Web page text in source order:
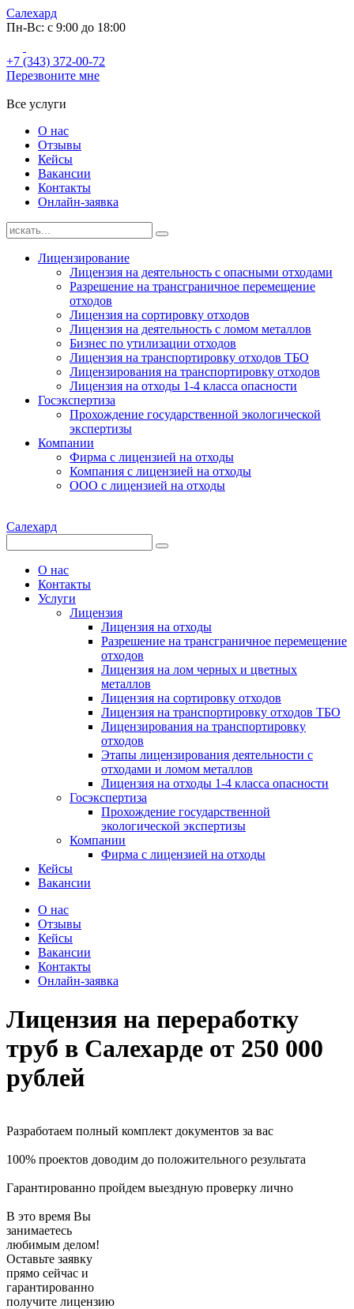
Салехард
Пн-Вс: с 9:00 до 18:00
+7 (343) 372-00-72
Перезвоните мне
Все услуги
О нас
Отзывы
Кейсы
Вакансии
Контакты
Онлайн-заявка
Лицензирование
Лицензия на деятельность с опасными отходами
Разрешение на трансграничное перемещение
отходов
Лицензия на сортировку отходов
Лицензия на деятельность с ломом металлов
Бизнес по утилизации отходов
Лицензия на транспортировку отходов ТБО
Лицензирования на транспортировку отходов
Лицензия на отходы 1-4 класса опасности
Госэкспертиза
Прохождение государственной экологической
экспертизы
Компании
Фирма с лицензией на отходы
Компания с лицензией на отходы
ООО с лицензией на отходы
Салехард
О нас
Контакты
Услуги
Лицензия
Лицензия на отходы
Разрешение на трансграничное перемещение
отходов
Лицензия на лом черных и цветных
металлов
Лицензия на сортировку отходов
Лицензия на транспортировку отходов ТБО
Лицензирования на транспортировку
отходов
Этапы лицензирования деятельности с
отходами и ломом металлов
Лицензия на отходы 1-4 класса опасности
Госэкспертиза
Прохождение государственной
экологической экспертизы
Компании
Фирма с лицензией на отходы
Кейсы
Вакансии
О нас
Отзывы
Кейсы
Вакансии
Контакты
Онлайн-заявка
Лицензия на переработку
труб в Салехарде от 250 000
рублей
Разработаем полный комплект документов за вас
100% проектов доводим до положительного результата
Гарантированно пройдем выездную проверку лично
В это время Вы
занимаетесь
любимым делом!
Оставьте заявку
прямо сейчас и
гарантированно
получите лицензию